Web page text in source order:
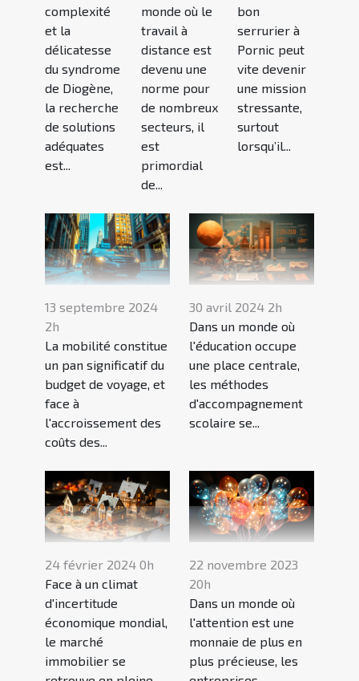
complexité
et la
délicatesse
du syndrome
de Diogène,
la recherche
de solutions
adéquates
est...
monde où le
travail à
distance est
devenu une
norme pour
de nombreux
secteurs, il
est
primordial
de...
bon
serrurier à
Pornic peut
vite devenir
une mission
stressante,
surtout
lorsqu’il...
13 septembre 2024
2h
La mobilité constitue
un pan significatif du
budget de voyage, et
face à
l'accroissement des
coûts des...
30 avril 2024 2h
Dans un monde où
l'éducation occupe
une place centrale,
les méthodes
d'accompagnement
scolaire se...
24 février 2024 0h
Face à un climat
d'incertitude
économique mondial,
le marché
immobilier se
22 novembre 2023
20h
Dans un monde où
l'attention est une
monnaie de plus en
plus précieuse, les